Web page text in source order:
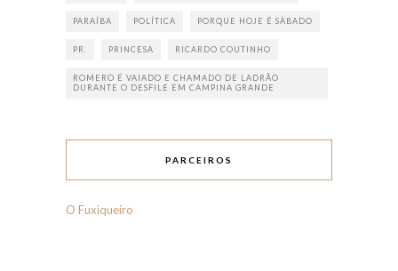
PARAÍBA POLÍTICA PORQUE HOJE É SÁBADO
PR. PRINCESA RICARDO COUTINHO
ROMERO É VAIADO E CHAMADO DE LADRÃO
DURANTE O DESFILE EM CAMPINA GRANDE
PARCEIROS
O Fuxiqueiro